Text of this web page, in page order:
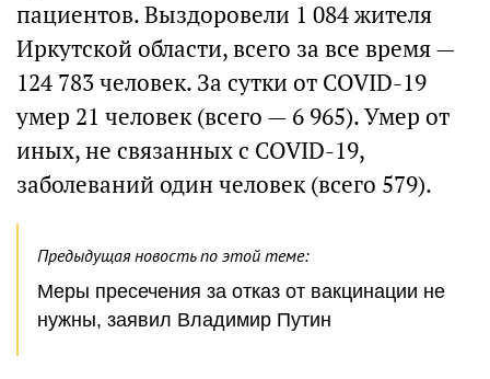
пациентов. Выздоровели 1 084 жителя
Иркутской области, всего за все время —
124 783 человек. За сутки от COVID-19
умер 21 человек (всего — 6 965). Умер от
иных, не связанных с COVID-19,
заболеваний один человек (всего 579).
Предыдущая новость по этой теме:
Меры пресечения за отказ от вакцинации не
нужны, заявил Владимир Путин